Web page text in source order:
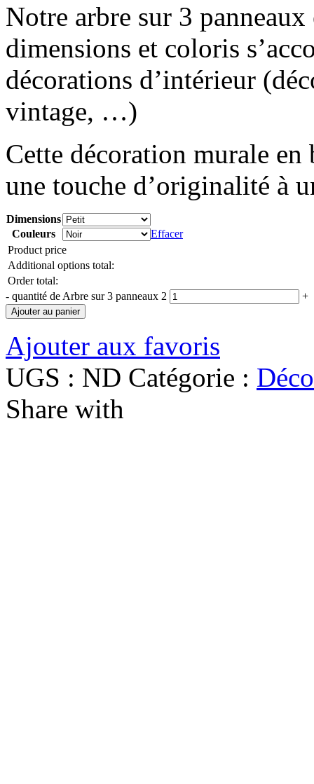
Notre arbre sur 3
dimensions et coloris
décorations d’intérieur
vintage, …)
Cette décoration murale
une touche d’originalité à
Dimensions
Couleurs
Effacer
Product price
Additional options total:
Order total:
- quantité de Arbre sur 3 panneaux 2 +
Ajouter au panier
Ajouter aux favoris
UGS : ND Catégorie :
Share with